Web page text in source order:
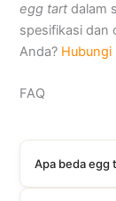
egg tart dalam
spesifikasi dan
Anda? Hubungi
FAQ
Apa beda egg